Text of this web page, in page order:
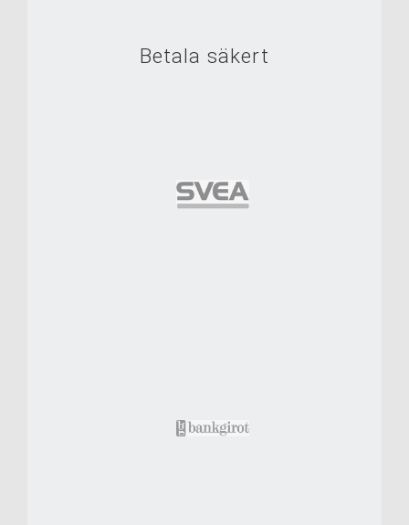
Betala säkert